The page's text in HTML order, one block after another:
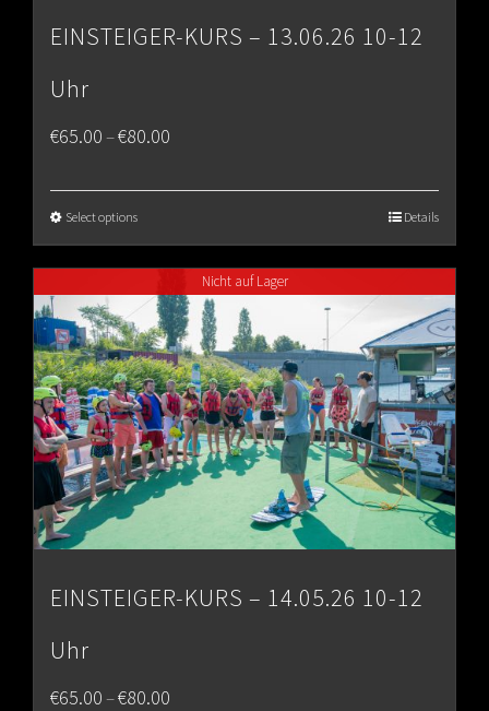
EINSTEIGER-KURS – 13.06.26 10-12
Uhr
€65.00–€80.00
€80.00
Select options Details
Nicht auf Lager
EINSTEIGER-KURS – 14.05.26 10-12
Uhr
€65.00–€80.00